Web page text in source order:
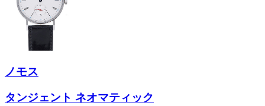
ノモス
タンジェント ネオマティック